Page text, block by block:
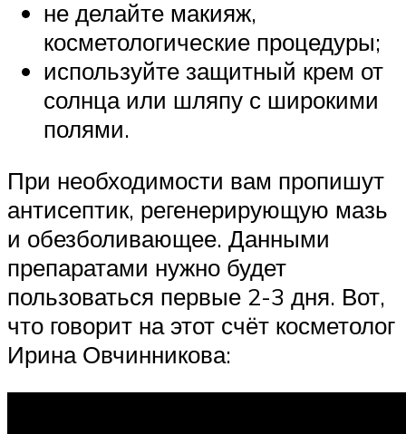
не делайте макияж,
косметологические процедуры;
используйте защитный крем от
солнца или шляпу с широкими
полями.
При необходимости вам пропишут
антисептик, регенерирующую мазь
и обезболивающее. Данными
препаратами нужно будет
пользоваться первые 2-3 дня. Вот,
что говорит на этот счёт косметолог
Ирина Овчинникова: